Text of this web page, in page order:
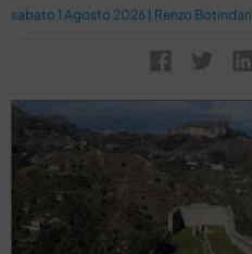
sabato 1 Agosto 2026 | Renzo Botindari